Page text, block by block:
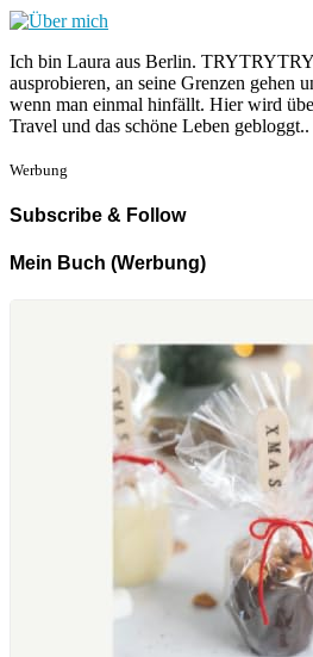
Ich bin Laura aus Berlin. TRYTRYTRY
ausprobieren, an seine Grenzen gehen
wenn man einmal hinfällt. Hier wird
Travel und das schöne Leben gebloggt..
Werbung
Subscribe & Follow
Mein Buch (Werbung)